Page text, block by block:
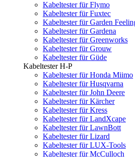
Kabeltester für Flymo
Kabeltester für Fuxtec
Kabeltester für Garden
Kabeltester für Gardena
Kabeltester für Greenworks
Kabeltester für Grouw
Kabeltester für Güde
Kabeltester H-P
Kabeltester für Honda Miimo
Kabeltester für Husqvarna
Kabeltester für John Deere
Kabeltester für Kärcher
Kabeltester für Kress
Kabeltester für LandXcape
Kabeltester für LawnBott
Kabeltester für Lizard
Kabeltester für LUX-Tools
Kabeltester für McCulloch